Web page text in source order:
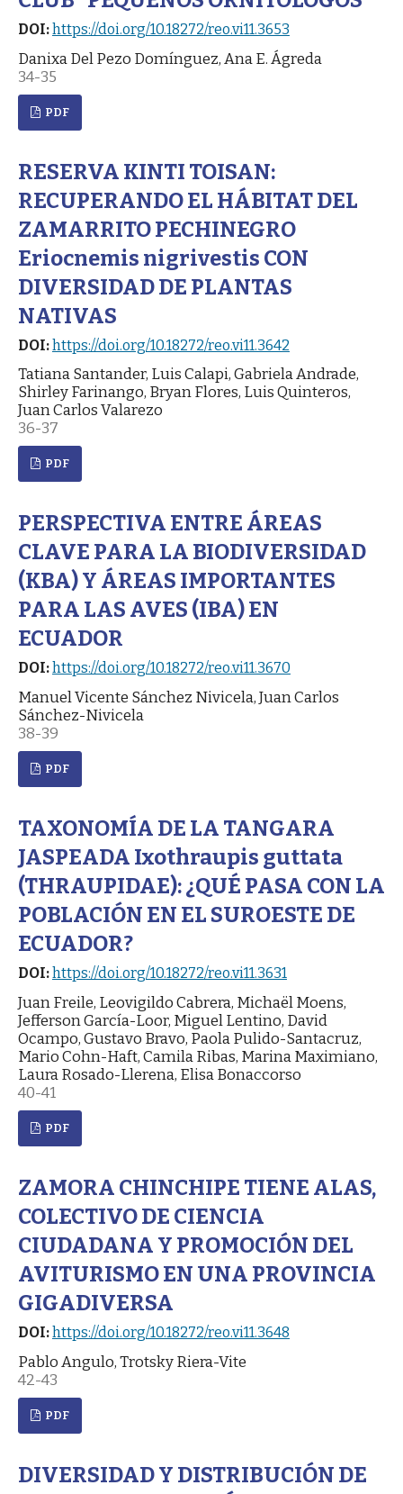
DOI:https://doi.org/10.18272/reo.vi11.3653
Danixa Del Pezo Domínguez, Ana E. Ágreda
34-35
PDF
RESERVA KINTI TOISAN:
RECUPERANDO EL HÁBITAT DEL
ZAMARRITO PECHINEGRO
Eriocnemis nigrivestis CON
DIVERSIDAD DE PLANTAS
NATIVAS
DOI:https://doi.org/10.18272/reo.vi11.3642
Tatiana Santander, Luis Calapi, Gabriela Andrade,
Shirley Farinango, Bryan Flores, Luis Quinteros,
Juan Carlos Valarezo
36-37
PDF
PERSPECTIVA ENTRE ÁREAS
CLAVE PARA LA BIODIVERSIDAD
(KBA) Y ÁREAS IMPORTANTES
PARA LAS AVES (IBA) EN
ECUADOR
DOI:https://doi.org/10.18272/reo.vi11.3670
Manuel Vicente Sánchez Nivicela, Juan Carlos
Sánchez-Nivicela
38-39
PDF
TAXONOMÍA DE LA TANGARA
JASPEADA Ixothraupis guttata
(THRAUPIDAE): ¿QUÉ PASA CON LA
POBLACIÓN EN EL SUROESTE DE
ECUADOR?
DOI:https://doi.org/10.18272/reo.vi11.3631
Juan Freile, Leovigildo Cabrera, Michaël Moens,
Jefferson García-Loor, Miguel Lentino, David
Ocampo, Gustavo Bravo, Paola Pulido-Santacruz,
Mario Cohn-Haft, Camila Ribas, Marina Maximiano,
Laura Rosado-Llerena, Elisa Bonaccorso
40-41
PDF
ZAMORA CHINCHIPE TIENE ALAS,
COLECTIVO DE CIENCIA
CIUDADANA Y PROMOCIÓN DEL
AVITURISMO EN UNA PROVINCIA
GIGADIVERSA
DOI:https://doi.org/10.18272/reo.vi11.3648
Pablo Angulo, Trotsky Riera-Vite
42-43
PDF
DIVERSIDAD Y DISTRIBUCIÓN DE